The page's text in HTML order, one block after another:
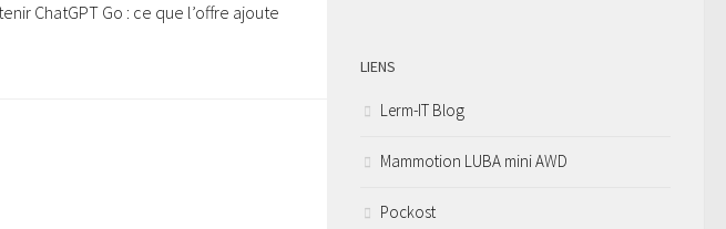
ChatGPT Go : ce que l’offre ajoute
LIENS
Lerm-IT Blog
Mammotion LUBA mini AWD
Pockost